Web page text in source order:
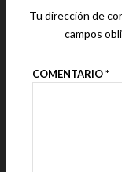
Tu dirección de
campos
COMENTARIO*